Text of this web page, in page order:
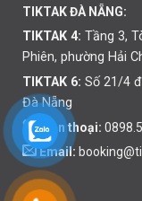
TIKTAK ĐÀ NẴNG:
TIKTAK 4: Tầng 3,
Phiên, phường Hải
TIKTAK 6: Số 21/4
Đà Nẵng
Điện thoại:
Email: